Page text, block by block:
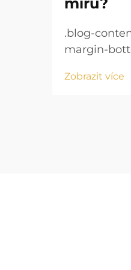
.blog-
margin-
height:
Zobrazit více